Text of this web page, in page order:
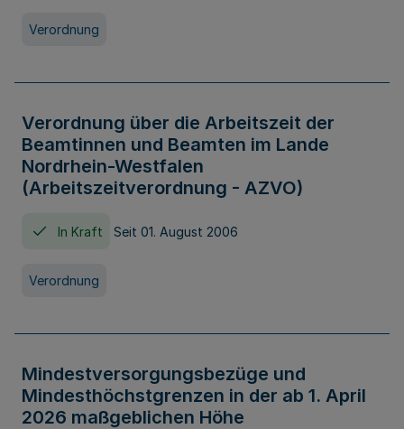
Verordnung
Verordnung über die Arbeitszeit der
Beamtinnen und Beamten im Lande
Nordrhein-Westfalen
(Arbeitszeitverordnung - AZVO)
In Kraft Seit 01. August 2006
Verordnung
Mindestversorgungsbezüge und
Mindesthöchstgrenzen in der ab 1. April
2026 maßgeblichen Höhe